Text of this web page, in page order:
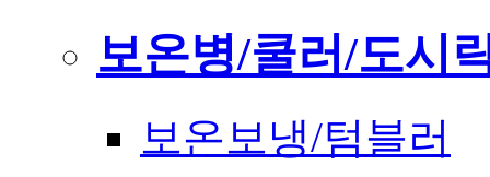
보온병/쿨러/도시
보온보냉/텀블러